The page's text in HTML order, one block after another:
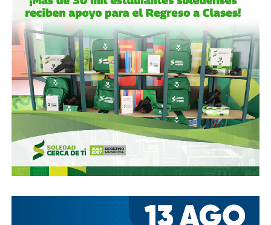
Con información deEl País.
También lee:Adolescente mata a siete personas en
escuela de Tailandia